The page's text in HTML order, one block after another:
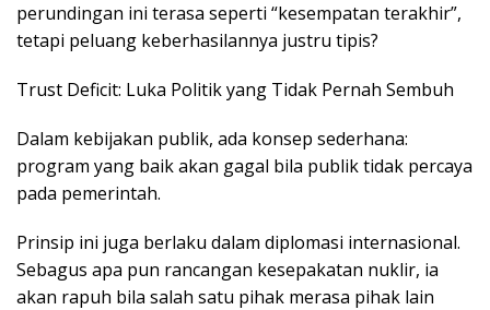
perundingan ini terasa seperti “kesempatan terakhir”,
tetapi peluang keberhasilannya justru tipis?
Trust Deficit: Luka Politik yang Tidak Pernah Sembuh
Dalam kebijakan publik, ada konsep sederhana:
program yang baik akan gagal bila publik tidak percaya
pada pemerintah.
Prinsip ini juga berlaku dalam diplomasi internasional.
Sebagus apa pun rancangan kesepakatan nuklir, ia
akan rapuh bila salah satu pihak merasa pihak lain